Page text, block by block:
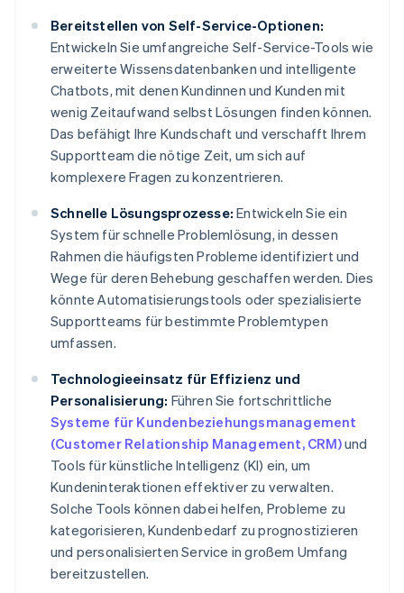
Bereitstellen von Self-Service-Optionen:
Entwickeln Sie umfangreiche Self-Service-Tools wie
erweiterte Wissensdatenbanken und intelligente
Chatbots, mit denen Kundinnen und Kunden mit
wenig Zeitaufwand selbst Lösungen finden können.
Das befähigt Ihre Kundschaft und verschafft Ihrem
Supportteam die nötige Zeit, um sich auf
komplexere Fragen zu konzentrieren.
Schnelle Lösungsprozesse: Entwickeln Sie ein
System für schnelle Problemlösung, in dessen
Rahmen die häufigsten Probleme identifiziert und
Wege für deren Behebung geschaffen werden. Dies
könnte Automatisierungstools oder spezialisierte
Supportteams für bestimmte Problemtypen
umfassen.
Technologieeinsatz für Effizienz und
Personalisierung: Führen Sie fortschrittliche
Systeme für Kundenbeziehungsmanagement
(Customer Relationship Management, CRM)und
Tools für künstliche Intelligenz (KI) ein, um
Kundeninteraktionen effektiver zu verwalten.
Solche Tools können dabei helfen, Probleme zu
kategorisieren, Kundenbedarf zu prognostizieren
und personalisierten Service in großem Umfang
bereitzustellen.